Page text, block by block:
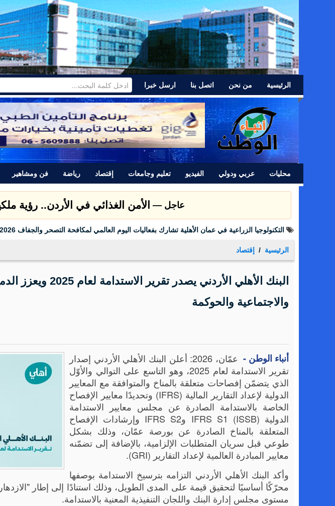
الرئيسية من نحن اتصل بنا ارسل خبرا
محليات عربي ودولي الفيديو تعليم وجامعات إقتصاد رياضة فن ومشاهير
عاجل —عشائر اللد تتبرأ من المجرم ياسر
التكنولوجيا الزراعية في عمان الأهلية تشارك بفعاليات اليوم العالمي لمكافحة التصحر والجفاف 2026
الرئيسية إقتصاد
البنك الأهلي الأردني
والاجتماعية والحوكمة
أنباء الوطن -
عمّان، 2026: أعلن البنك الأهلي الأردني إصدار
تقرير الاستدامة لعام 2025، وهو التاسع على التوالي والأوّل
الذي يتضمّن إفصاحات متعلقة بالمناخ والمتوافقة مع المعايير
الدولية لإعداد التقارير المالية (IFRS) وتحديدًا معايير الإفصاح
الخاصة بالاستدامة الصادرة عن مجلس معايير الاستدامة
الدولية (ISSB) IFRS S1 وIFRS S2 وإرشادات الإفصاح
المتعلقة بالمناخ الصادرة عن بورصة عمّان، وذلك بشكل
طوعي قبل سريان المتطلبات الإلزامية، بالإضافة إلى تضمّنه
معايير المبادرة العالمية لإعداد التقارير (GRI).
وأكد البنك الأهلي الأردني التزامه بترسيخ الاستدامة بوصفها
محرّكًا أساسيًا لتحقيق قيمة على المدى الطويل، وذلك استنادًا إلى إطار
مستوى مجلس إدارة البنك واللجان التنفيذية المعنية بالاستدامة.